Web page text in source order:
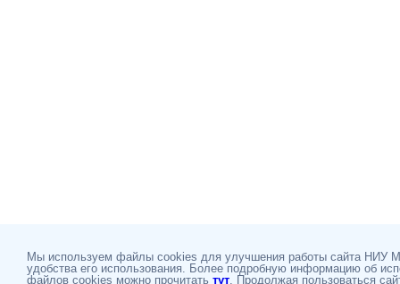
Мы используем файлы cookies для улучшения работы сайта НИУ
удобства его использования. Более подробную информацию об
файлов cookies можно прочитать тут. Продолжая пользоваться